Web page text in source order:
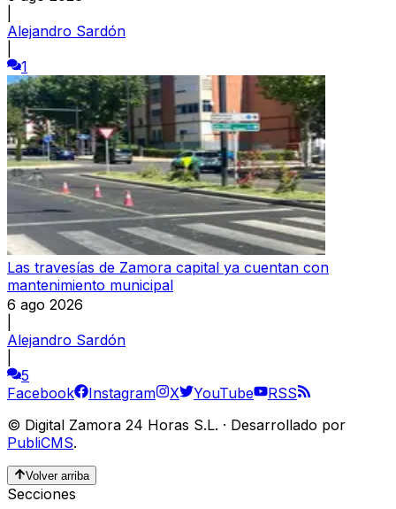
Alejandro Sardón
1
Las travesías de Zamora capital ya cuentan con
mantenimiento municipal
6 ago 2026
Alejandro Sardón
5
Facebook
Instagram X YouTube
RSS
© Digital Zamora 24 Horas S.L. · Desarrollado por
PubliCMS.
Volver arriba
Secciones